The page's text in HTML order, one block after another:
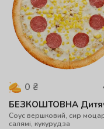
0 ₴
БЕЗКОШТОВНА
Соус вершковий, сир
салямі, кукурудза